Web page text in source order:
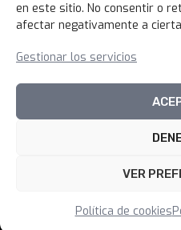
en este sitio. No consentir o
afectar negativamente a
Gestionar los servicios
VER
Política de cookies
© 2026